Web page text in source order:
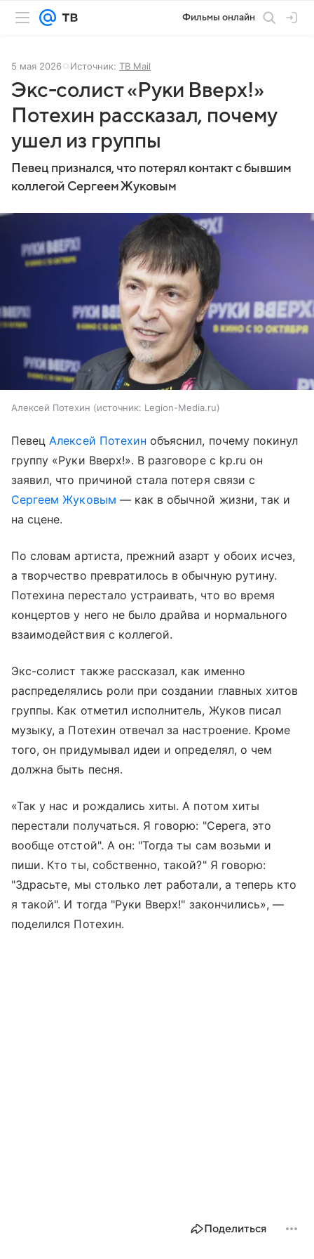
Фильмы онлайн
5 мая 2026 Источник: ТВ Mail
Экс-солист «Руки Вверх!»
Потехин рассказал, почему
ушел из группы
Певец признался, что потерял контакт с бывшим
коллегой Сергеем Жуковым
Алексей Потехин источник: Legion-Media.ru
ПевецАлексей Потехин объяснил, почему покинул
группу «Руки Вверх!». В разговоре с kp.ru он
заявил, что причиной стала потеря связи с
Сергеем Жуковым — как в обычной жизни, так и
на сцене.
По словам артиста, прежний азарт у обоих исчез,
а творчество превратилось в обычную рутину.
Потехина перестало устраивать, что во время
концертов у него не было драйва и нормального
взаимодействия с коллегой.
Экс-солист также рассказал, как именно
распределялись роли при создании главных хитов
группы. Как отметил исполнитель, Жуков писал
музыку, а Потехин отвечал за настроение. Кроме
того, он придумывал идеи и определял, о чем
должна быть песня.
«Так у нас и рождались хиты. А потом хиты
перестали получаться. Я говорю: "Серега, это
вообще отстой". А он: "Тогда ты сам возьми и
пиши. Кто ты, собственно, такой?" Я говорю:
"Здрасьте, мы столько лет работали, а теперь кто
я такой". И тогда "Руки Вверх!" закончились», —
поделился Потехин.
Поделиться